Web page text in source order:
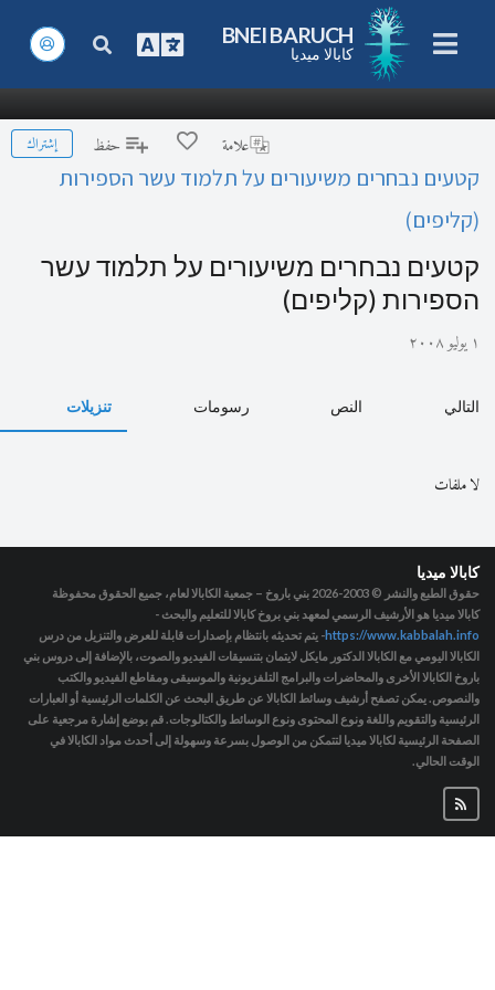
BNEI BARUCH
كابالا ميديا
علامة حفظ إشتراك
קטעים נבחרים משיעורים על תלמוד עשר הספירות
(קליפים)
קטעים נבחרים משיעורים על תלמוד עשר
הספירות (קליפים)
١ يوليو ٢٠٠٨
التالي النص رسومات تنزيلات
لا ملفات
كابالا ميديا
حقوق الطبع والنشر © 2003-2026
بني باروخ – جمعية الكابالا لعام، جميع الحقوق محفوظة
كابالا ميديا هو الأرشيف الرسمي لمعهد بني بروخ كابالا للتعليم والبحث -
https://www.kabbalah.info- يتم تحديثه بانتظام بإصدارات قابلة للعرض والتنزيل من درس
الكابالا اليومي مع الكابالا الدكتور مايكل لايتمان بتنسيقات الفيديو والصوت، بالإضافة إلى دروس بني
باروخ الكابالا الأخرى والمحاضرات والبرامج التلفزيونية والموسيقى ومقاطع الفيديو والكتب
والنصوص. يمكن تصفح أرشيف وسائط الكابالا عن طريق البحث عن الكلمات الرئيسية أو العبارات
الرئيسية والتقويم واللغة ونوع المحتوى ونوع الوسائط والكتالوجات. قم بوضع إشارة مرجعية على
الصفحة الرئيسية لكابالا ميديا لتتمكن من الوصول بسرعة وسهولة إلى أحدث مواد الكابالا في
الوقت الحالي.